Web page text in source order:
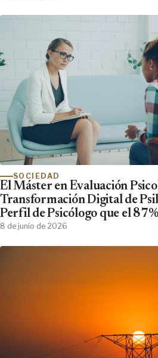
SOCIEDAD
El Máster en Evaluación
Transformación Digital de
Perfil de Psicólogo que el
Clínicos Demanda y No
8 de junio de 2026